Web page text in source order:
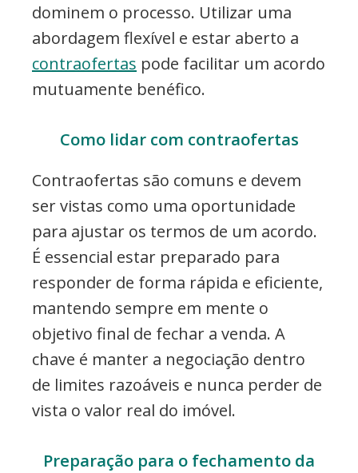
dominem o processo. Utilizar uma
abordagem flexível e estar aberto a
contraofertas pode facilitar um acordo
mutuamente benéfico.
Como lidar com contraofertas
Contraofertas são comuns e devem
ser vistas como uma oportunidade
para ajustar os termos de um acordo.
É essencial estar preparado para
responder de forma rápida e eficiente,
mantendo sempre em mente o
objetivo final de fechar a venda. A
chave é manter a negociação dentro
de limites razoáveis e nunca perder de
vista o valor real do imóvel.
Preparação para o fechamento da